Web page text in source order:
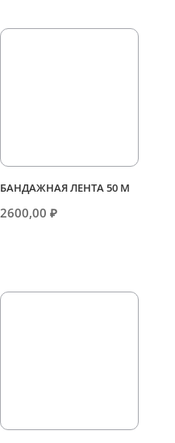
БАНДАЖНАЯ ЛЕНТА 50 М
2600,00₽